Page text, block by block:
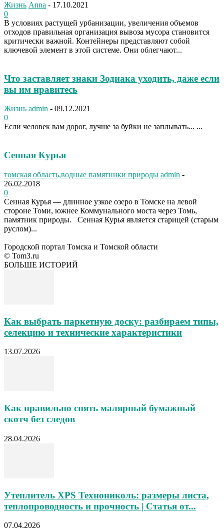
Жизнь Anna - 17.10.2021
0
В условиях растущей урбанизации, увеличения объемов
отходов правильная организация вывоза мусора становится
критически важной. Контейнеры представляют собой
ключевой элемент в этой системе. Они облегчают...
Что заставляет знаки Зодиака уходить, даже если
вы им нравитесь
Жизнь admin - 09.12.2021
0
Если человек вам дорог, лучше за буйки не заплывать... ...
Сенная Курья
томская область,водные памятники природы admin -
26.02.2018
0
Сенная Курья — длинное узкое озеро в Томске на левой
стороне Томи, южнее Коммунального моста через Томь,
памятник природы. Сенная Курья является старицей (старым
руслом)...
Городской портал Томска и Томской области
© Tom3.ru
БОЛЬШЕ ИСТОРИЙ
Как выбрать паркетную доску: разбираем типы,
селекцию и технические характеристики
13.07.2026
Как правильно снять малярный бумажный
скотч без следов
28.04.2026
Утеплитель XPS Технониколь: размеры листа,
теплопроводность и прочность | Статья от...
07.04.2026